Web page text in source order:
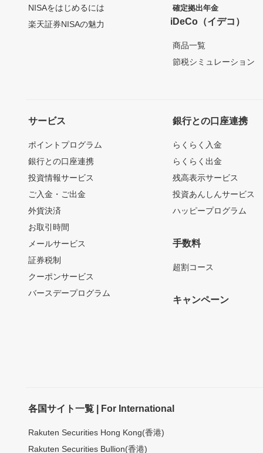
NISAをはじめるには
楽天証券NISAの魅力
確定拠出年金
iDeCo（イデコ）
商品一覧
節税シミュレーション
サービス
ポイントプログラム
銀行との口座連携
投資情報サービス
ご入金・ご出金
外貨決済
お取引時間
メールサービス
証券税制
クーポンサービス
バースデープログラム
銀行との口座連携
らくらく入金
らくらく出金
残高表示サービス
投資あんしんサービス
ハッピープログラム
手数料
超割コース
キャンペーン
各国サイト一覧 | For International
Rakuten Securities Hong Kong(香港)
Rakuten Securities Bullion(香港)